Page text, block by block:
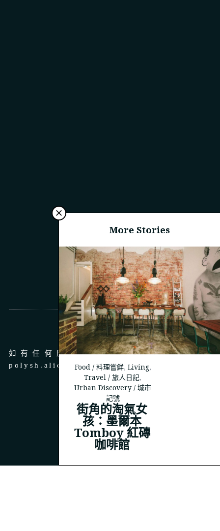
More Stories
Food / 料理嘗鮮, Living,
Travel / 旅人日記,
Urban Discovery / 城市
記號
街角的淘氣女
孩：墨爾本
Tomboy 紅磚
咖啡館
商務合作
如有任何廣告、商務合作，請 email 至
polysh.alice@gmail.com
© 2023 THEPOLYSH.COM
BACK TO TOP